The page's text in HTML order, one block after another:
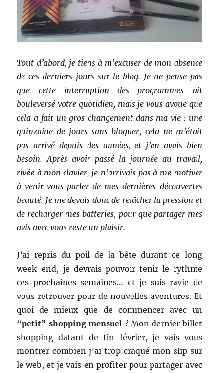
Tout d’abord, je tiens à m’excuser de mon absence
de ces derniers jours sur le blog. Je ne pense pas
que cette interruption des programmes ait
bouleversé votre quotidien, mais je vous avoue que
cela a fait un gros changement dans ma vie : une
quinzaine de jours sans bloguer, cela ne m’était
pas arrivé depuis des années, et j’en avais bien
besoin. Après avoir passé la journée au travail,
rivée à mon clavier, je n’arrivais pas à me motiver
à venir vous parler de mes dernières découvertes
beauté. Je me devais donc de relâcher la pression et
de recharger mes batteries, pour que partager mes
avis avec vous reste un plaisir.
J’ai repris du poil de la bête durant ce long
week-end, je devrais pouvoir tenir le rythme
ces prochaines semaines… et je suis ravie de
vous retrouver pour de nouvelles aventures. Et
quoi de mieux que de commencer avec un
“petit” shopping mensuel ? Mon dernier billet
shopping datant de fin février, je vais vous
montrer combien j’ai trop craqué mon slip sur
le web, et je vais en profiter pour partager avec